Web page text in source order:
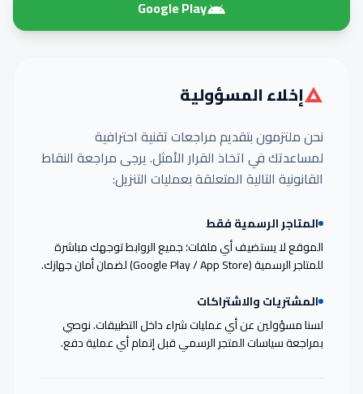
Google Play
إخلاء المسؤولية
نحن ملتزمون بتقديم مراجعات تقنية احترافية
لمساعدتك في اتخاذ القرار الأمثل. يرجى مراجعة النقاط
القانونية التالية المتعلقة بعمليات التنزيل:
المتاجر الرسمية فقط
الموقع لا يستضيف أي ملفات؛ جميع الروابط توجهك مباشرة
للمتاجر الرسمية (Google Play / App Store) لضمان أمان جهازك.
المشتريات والاشتراكات
لسنا مسؤولين عن أي عمليات شراء داخل التطبيقات. نوصي
بمراجعة سياسات المتجر الرسمي قبل إتمام أي عملية دفع.